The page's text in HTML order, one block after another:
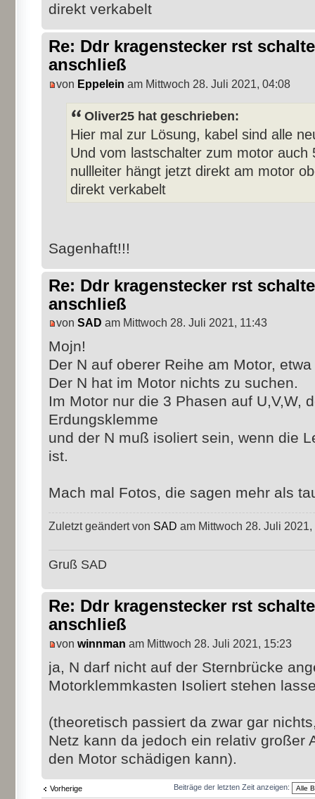
direkt verkabelt
Re: Ddr kragenstecker rst
anschließ
von Eppelein am Mittwoch 28. Juli 2021, 04:08
Oliver25 hat geschrieben:
Hier mal zur Lösung, kabel sind alle
Und vom lastschalter zum motor auch
nullleiter hängt jetzt direkt am motor
direkt verkabelt
Sagenhaft!!!
Re: Ddr kragenstecker rst
anschließ
von SAD am Mittwoch 28. Juli 2021, 11:43
Mojn!
Der N auf oberer Reihe am Motor,
Der N hat im Motor nichts zu suchen.
Im Motor nur die 3 Phasen auf U,V,W,
Erdungsklemme
und der N muß isoliert sein, wenn die
ist.
Mach mal Fotos, die sagen mehr als
Zuletzt geändert von SAD am Mittwoch 28. Juli
Gruß SAD
Re: Ddr kragenstecker rst
anschließ
von winnman am Mittwoch 28. Juli 2021, 15:23
ja, N darf nicht auf der Sternbrücke
Motorklemmkasten Isoliert stehen
(theoretisch passiert da zwar gar
Netz kann da jedoch ein relativ großer
den Motor schädigen kann).
Vorherige Beiträge der letzten Zeit anzeigen: